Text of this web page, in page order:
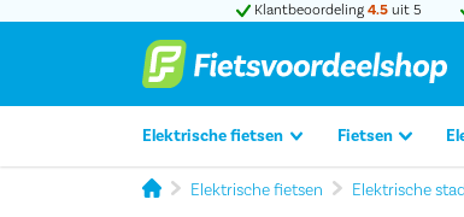
Klantbeoordeling 4.5 uit 5
Elektrische fietsen Fietsen
Elektrische fietsen Elektrische